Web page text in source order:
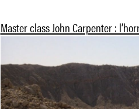
Master class John Carpenter :